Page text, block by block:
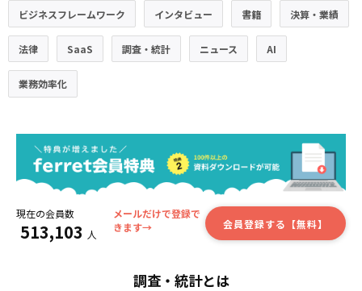
ビジネスフレームワーク インタビュー 書籍 決算・業績
法律 SaaS 調査・統計 ニュース AI
業務効率化
現在の会員数
513,103 人
メールだけで登録で
きます→
会員登録する【無料】
調査・統計とは